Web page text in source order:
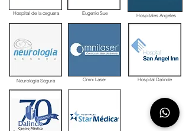
Hospital de la ceguera Eugenio Sue
Neurología Segura Omni Laser
Hospitales Angeles
Hospital Dalinde